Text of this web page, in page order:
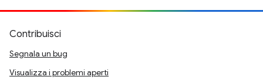
Contribuisci
Segnala un bug
Visualizza i problemi aperti